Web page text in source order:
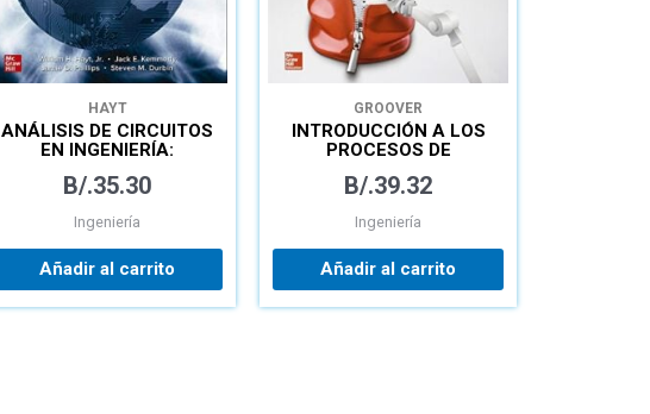
HAYT
ANÁLISIS DE CIRCUITOS
EN INGENIERÍA:
B/.35.30
Ingeniería
Añadir al carrito
GROOVER
INTRODUCCIÓN A LOS
PROCESOS DE
B/.39.32
Ingeniería
Añadir al carrito